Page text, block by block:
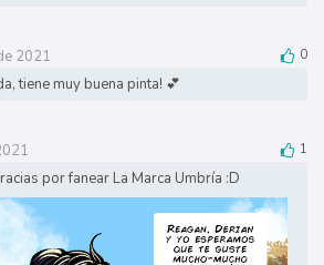
2021
0
tiene muy buena pinta! 💕
1
por fanear La Marca Umbría :D